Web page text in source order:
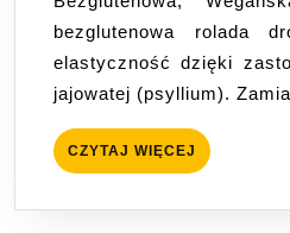
bezglutenowa rolada
elastyczność dzięki
jajowatej (psyllium).
CZYTAJ WIĘCEJ CZYTAJ
WIĘCEJ